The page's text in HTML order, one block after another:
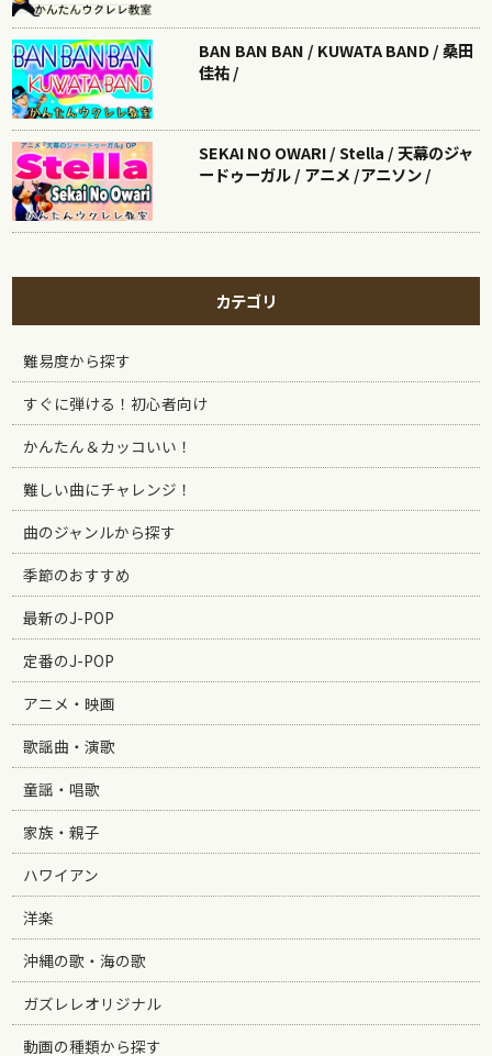
BAN BAN BAN / KUWATA BAND / 桑田
佳祐 /
SEKAI NO OWARI / Stella / 天幕のジャ
ードゥーガル / アニメ /アニソン /
カテゴリ
難易度から探す
すぐに弾ける！初心者向け
かんたん＆カッコいい！
難しい曲にチャレンジ！
曲のジャンルから探す
季節のおすすめ
最新のJ-POP
定番のJ-POP
アニメ・映画
歌謡曲・演歌
童謡・唱歌
家族・親子
ハワイアン
洋楽
沖縄の歌・海の歌
ガズレレオリジナル
動画の種類から探す